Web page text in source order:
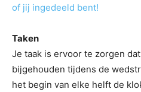
of jij ingedeeld bent!
Taken
Je taak is ervoor te zorgen
bijgehouden tijdens de
het begin van elke helft de